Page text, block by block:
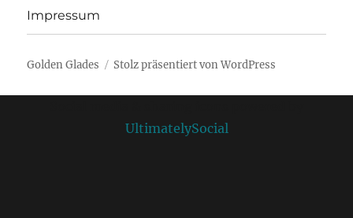
Impressum
Golden Glades Stolz präsentiert von WordPress
UltimatelySocial